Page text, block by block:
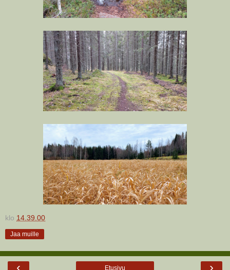
klo 14.39.00
Jaa muille
Etusivu